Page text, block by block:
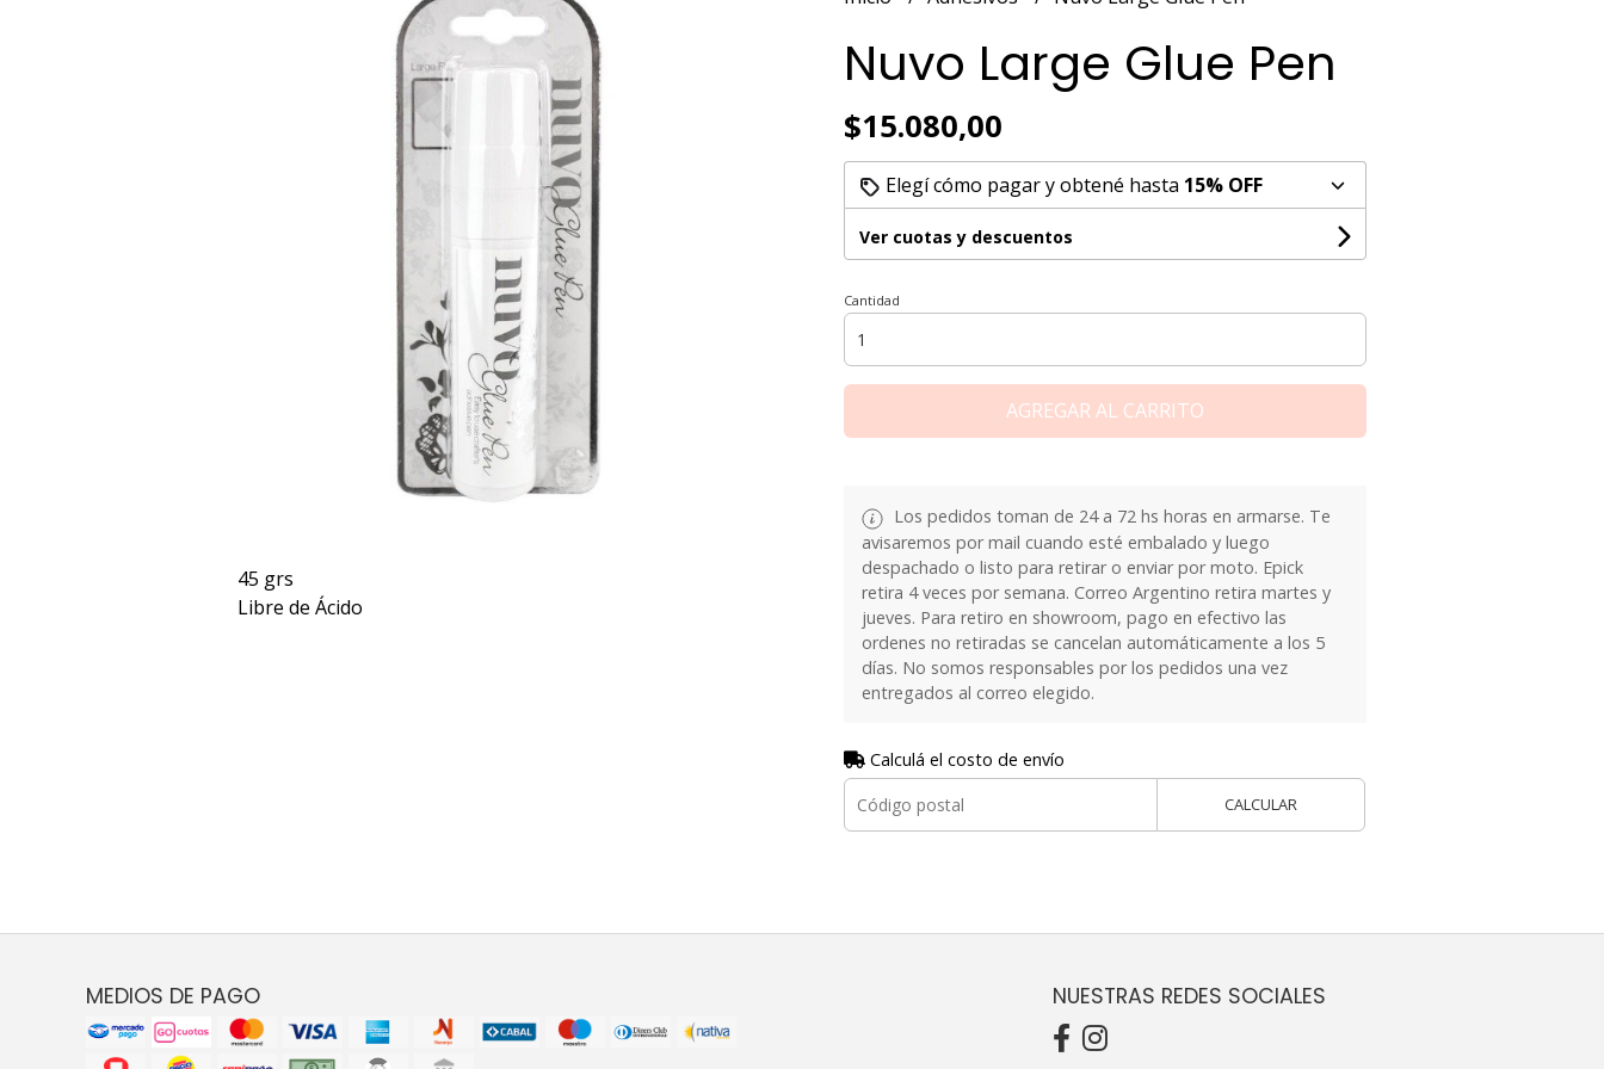
45 grs
Libre de Ácido
Nuvo Large Glue Pen
$15.080,00
Elegí cómo pagar y obtené hasta 15% OFF
Ver cuotas y descuentos
Cantidad
AGREGAR AL CARRITO
Los pedidos toman de 24 a 72 hs horas en armarse. Te
avisaremos por mail cuando esté embalado y luego
despachado o listo para retirar o enviar por moto. Epick
retira 4 veces por semana. Correo Argentino retira martes y
jueves. Para retiro en showroom, pago en efectivo las
ordenes no retiradas se cancelan automáticamente a los 5
días. No somos responsables por los pedidos una vez
entregados al correo elegido.
Calculá el costo de envío
CALCULAR
MEDIOS DE PAGO NUESTRAS REDES SOCIALES